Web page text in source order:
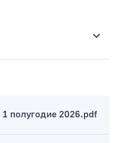
1 полугодие 2026.pdf